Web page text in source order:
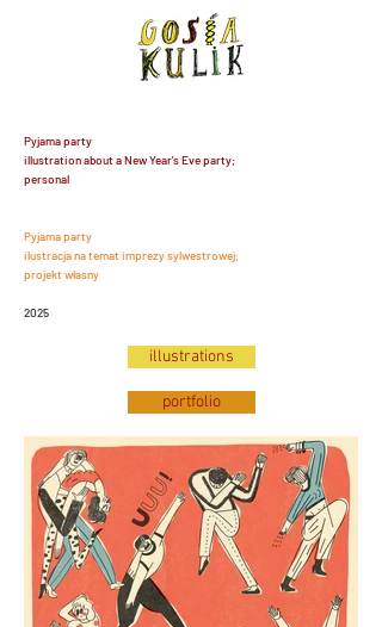
Pyjama party
illustration about a New Year's Eve party;
personal
Pyjama party
ilustracja na temat imprezy sylwestrowej;
projekt własny
2025
illustrations
portfolio